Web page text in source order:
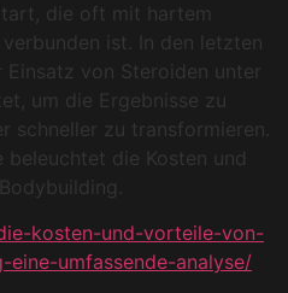
die oft mit hartem
verbunden ist. In den letzten
von Steroiden unter
um die Ergebnisse zu
schneller zu transformieren.
beleuchtet die Kosten und
kosten-und-vorteile-von-
umfassende-analyse/